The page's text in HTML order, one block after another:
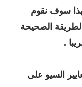
سوف نقوم
الصحيحة
.
السيو على